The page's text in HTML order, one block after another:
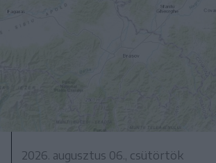
2026. augusztus 06., csütörtök